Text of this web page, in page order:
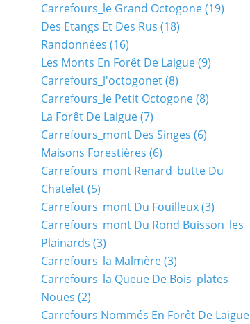
Carrefours_le Grand Octogone(19)
Des Etangs Et Des Rus (18)
Randonnées (16)
Les Monts En Forêt De Laigue(9)
Carrefours_l'octogonet(8)
Carrefours_le Petit Octogone(8)
La Forêt De Laigue(7)
Carrefours_mont Des Singes (6)
Maisons Forestières (6)
Carrefours_mont Renard_butte Du
Chatelet(5)
Carrefours_mont Du Fouilleux(3)
Carrefours_mont Du Rond Buisson_les
Plainards (3)
Carrefours_la Malmère(3)
Carrefours_la Queue De Bois_plates
Noues (2)
Carrefours Nommés En Forêt De Laigue